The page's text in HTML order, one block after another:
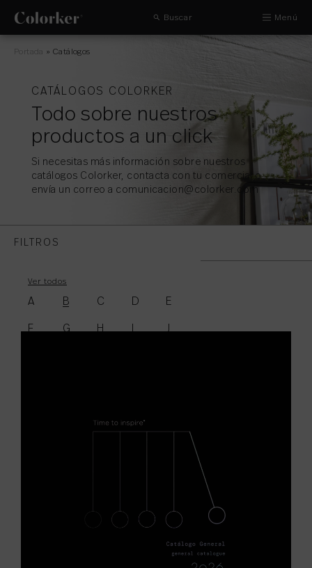
Buscar Menú
Portada »Catálogos
CATÁLOGOS COLORKER
Todo sobre nuestros
productos a un click
Si necesitas más información sobre nuestros
catálogos Colorker, contacta con tu comercial o
envía un correo a comunicacion@colorker.com
FILTROS
Ver todos
A B C D E
F G H J
CATÁLOGOS GENERALES